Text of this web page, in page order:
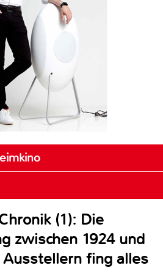
(1): Die
zwischen 1924 und
fing alles